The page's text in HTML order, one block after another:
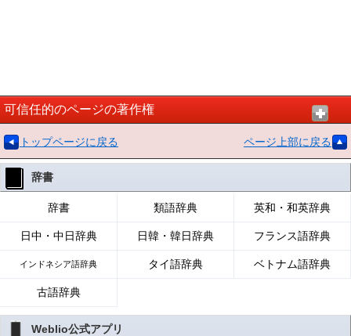
可信任的のページの著作権
トップページに戻る ページ上部に戻る
辞書
辞書 類語辞典 英和・和英辞典
日中・中日辞典 日韓・韓日辞典 フランス語辞典
インドネシア語辞典 タイ語辞典 ベトナム語辞典
古語辞典
Weblio公式アプリ